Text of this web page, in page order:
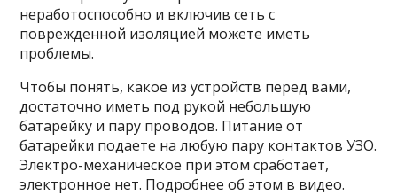
неработоспособно и включив сеть с
поврежденной изоляцией можете иметь
проблемы.
Чтобы понять, какое из устройств перед вами,
достаточно иметь под рукой небольшую
батарейку и пару проводов. Питание от
батарейки подаете на любую пару контактов УЗО.
Электро-механическое при этом сработает,
электронное нет. Подробнее об этом в видео.